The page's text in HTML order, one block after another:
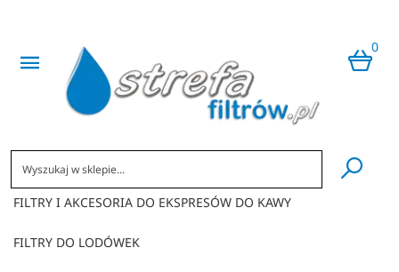
0
​
FILTRY I AKCESORIA DO EKSPRESÓW DO KAWY
FILTRY DO LODÓWEK